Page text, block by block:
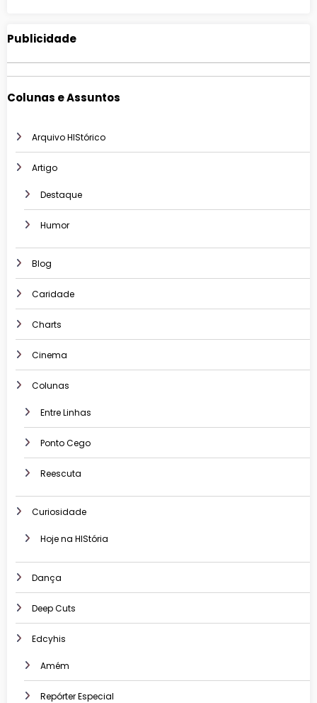
Publicidade
Colunas e Assuntos
Arquivo HIStórico
Artigo
Destaque
Humor
Blog
Caridade
Charts
Cinema
Colunas
Entre Linhas
Ponto Cego
Reescuta
Curiosidade
Hoje na HIStória
Dança
Deep Cuts
Edcyhis
Amém
Repórter Especial